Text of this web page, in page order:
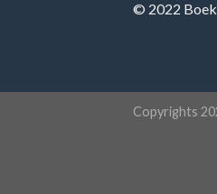
© 2022
Copyrights